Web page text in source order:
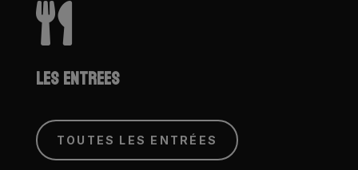

LES ENTREES
TOUTES LES ENTRÉES